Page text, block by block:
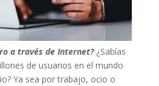
a través de Internet?¿Sabías
de usuarios en el mundo
Ya sea por trabajo, ocio o